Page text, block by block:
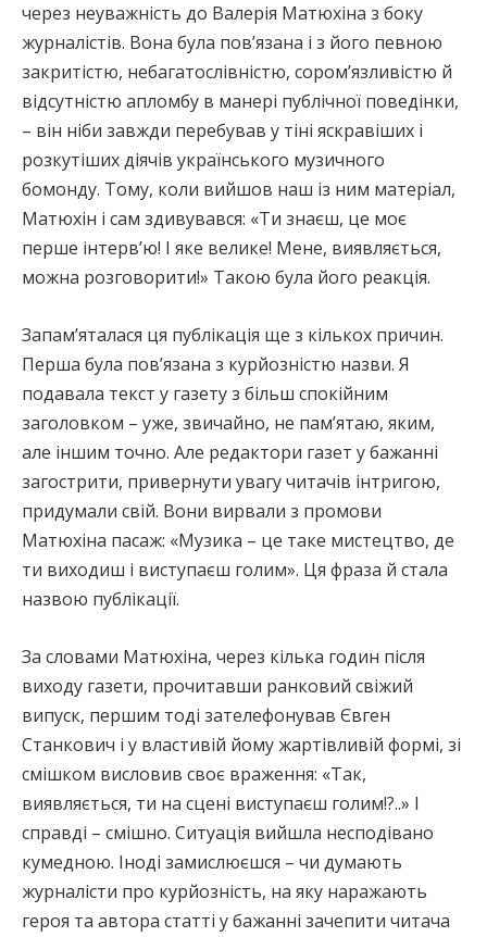
через неуважність до Валерія Матюхіна з боку
журналістів. Вона була пов’язана і з його певною
закритістю, небагатослівністю, сором’язливістю й
відсутністю апломбу в манері публічної поведінки,
– він ніби завжди перебував у тіні яскравіших і
розкутіших діячів українського музичного
бомонду. Тому, коли вийшов наш із ним матеріал,
Матюхін і сам здивувався: «Ти знаєш, це моє
перше інтерв’ю! І яке велике! Мене, виявляється,
можна розговорити!» Такою була його реакція.
Запам’яталася ця публікація ще з кількох причин.
Перша була пов’язана з курйозністю назви. Я
подавала текст у газету з більш спокійним
заголовком – уже, звичайно, не пам’ятаю, яким,
але іншим точно. Але редактори газет у бажанні
загострити, привернути увагу читачів інтригою,
придумали свій. Вони вирвали з промови
Матюхіна пасаж: «Музика – це таке мистецтво, де
ти виходиш і виступаєш голим». Ця фраза й стала
назвою публікації.
За словами Матюхіна, через кілька годин після
виходу газети, прочитавши ранковий свіжий
випуск, першим тоді зателефонував Євген
Станкович і у властивій йому жартівливій формі, зі
смішком висловив своє враження: «Так,
виявляється, ти на сцені виступаєш голим!?..» І
справді – смішно. Ситуація вийшла несподівано
кумедною. Іноді замислюєшся – чи думають
журналісти про курйозність, на яку наражають
героя та автора статті у бажанні зачепити читача